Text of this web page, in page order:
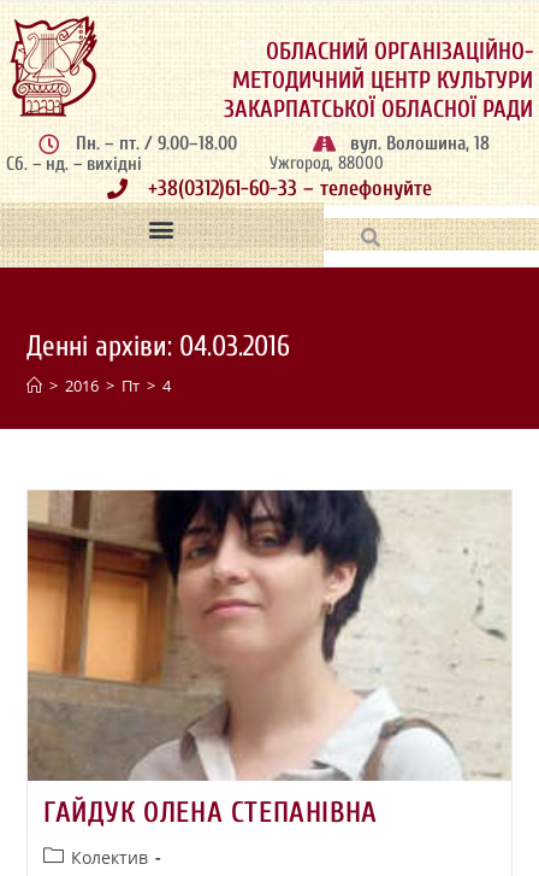
ОБЛАСНИЙ ОРГАНІЗАЦІЙНО-
МЕТОДИЧНИЙ ЦЕНТР КУЛЬТУРИ
ЗАКАРПАТСЬКОЇ ОБЛАСНОЇ РАДИ
Пн. – пт. / 9.00–18.00
Сб. – нд. – вихідні
вул. Волошина, 18
Ужгород, 88000
+38(0312)61-60-33 – телефонуйте
Денні архіви: 04.03.2016
> 2016 > Пт > 4
ГАЙДУК ОЛЕНА СТЕПАНІВНА
Колектив